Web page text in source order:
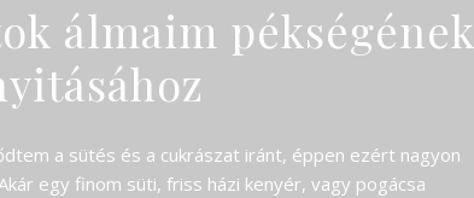
álmaim pékségének
a sütés és a cukrászat iránt, éppen ezért nagyon
egy finom süti, friss házi kenyér, vagy pogácsa